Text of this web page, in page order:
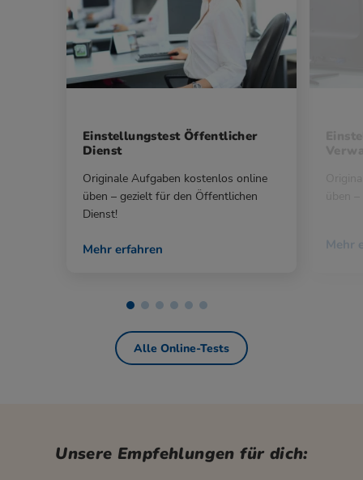
Einstellungstest Öffentlicher
Dienst
Originale Aufgaben kostenlos online
üben – gezielt für den Öffentlichen
Dienst!
Mehr erfahren Mehr
Alle Online-Tests
Unsere Empfehlungen für dich: